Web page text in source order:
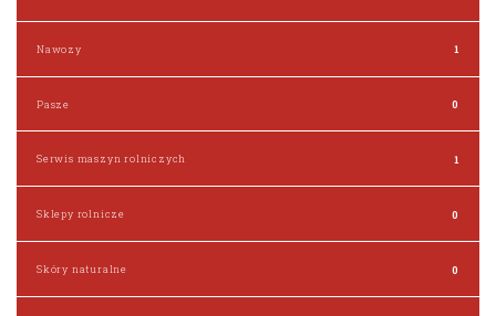
Nawozy 1
Pasze 0
Serwis maszyn rolniczych 1
Sklepy rolnicze 0
Skóry naturalne 0